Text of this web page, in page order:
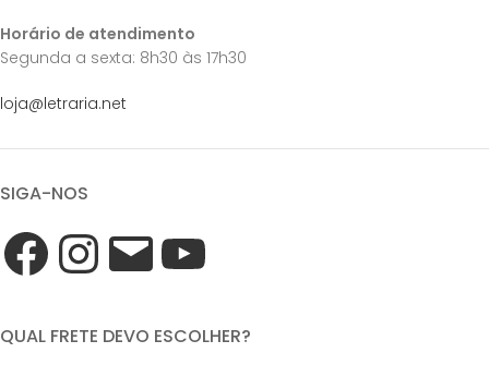
Horário de atendimento
Segunda a sexta: 8h30 às 17h30
loja@letraria.net
SIGA-NOS
QUAL FRETE DEVO ESCOLHER?